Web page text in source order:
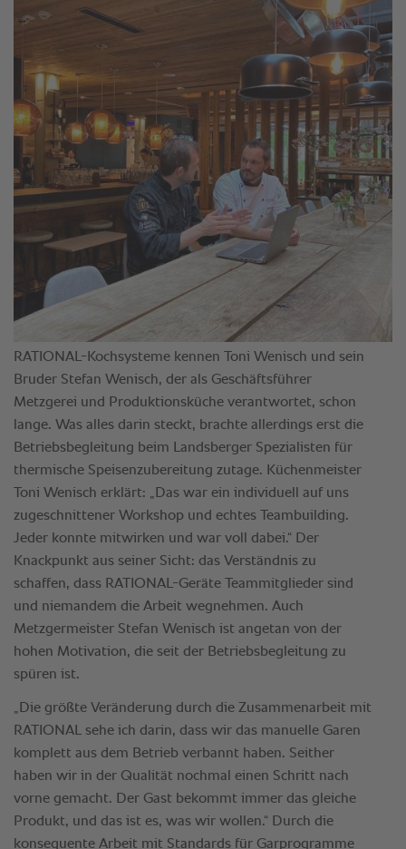
RATIONAL-Kochsysteme kennen Toni Wenisch und sein
Bruder Stefan Wenisch, der als Geschäftsführer
Metzgerei und Produktionsküche verantwortet, schon
lange. Was alles darin steckt, brachte allerdings erst die
Betriebsbegleitung beim Landsberger Spezialisten für
thermische Speisenzubereitung zutage. Küchenmeister
Toni Wenisch erklärt: „Das war ein individuell auf uns
zugeschnittener Workshop und echtes Teambuilding.
Jeder konnte mitwirken und war voll dabei.“ Der
Knackpunkt aus seiner Sicht: das Verständnis zu
schaffen, dass RATIONAL-Geräte Teammitglieder sind
und niemandem die Arbeit wegnehmen. Auch
Metzgermeister Stefan Wenisch ist angetan von der
hohen Motivation, die seit der Betriebsbegleitung zu
spüren ist.
„Die größte Veränderung durch die Zusammenarbeit mit
RATIONAL sehe ich darin, dass wir das manuelle Garen
komplett aus dem Betrieb verbannt haben. Seither
haben wir in der Qualität nochmal einen Schritt nach
vorne gemacht. Der Gast bekommt immer das gleiche
Produkt, und das ist es, was wir wollen.“ Durch die
konsequente Arbeit mit Standards für Garprogramme